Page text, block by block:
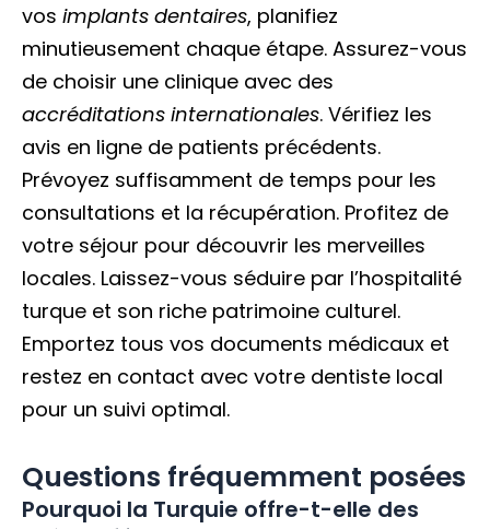
vos implants dentaires, planifiez
minutieusement chaque étape. Assurez-vous
de choisir une clinique avec des
accréditations internationales. Vérifiez les
avis en ligne de patients précédents.
Prévoyez suffisamment de temps pour les
consultations et la récupération. Profitez de
votre séjour pour découvrir les merveilles
locales. Laissez-vous séduire par l’hospitalité
turque et son riche patrimoine culturel.
Emportez tous vos documents médicaux et
restez en contact avec votre dentiste local
pour un suivi optimal.
Questions fréquemment posées
Pourquoi la Turquie offre-t-elle des